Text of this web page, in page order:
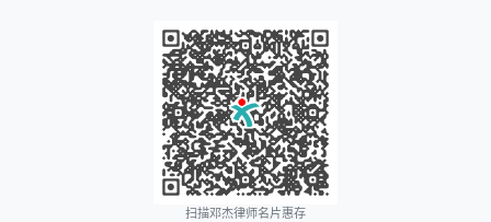
扫描邓杰律师名片惠存